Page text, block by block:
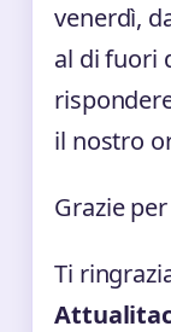
venerdì,
al di fuori
il nostro
Grazie
Ti